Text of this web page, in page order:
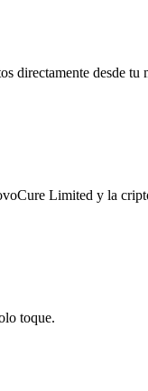
directamente desde tu
Limited y la
toque.